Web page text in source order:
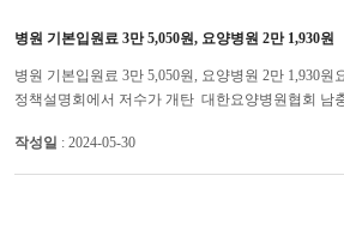
병원 기본입원료 3만 5,050원, 요양병원 2만 1,930원
병원 기본입원료 3만 5,050원, 요양병원 2만 1,930원
정책설명회에서 저수가 개탄 대한요양병원협회 남
작성일 : 2024-05-30